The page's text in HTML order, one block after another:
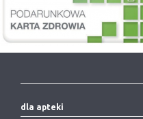
dla apteki